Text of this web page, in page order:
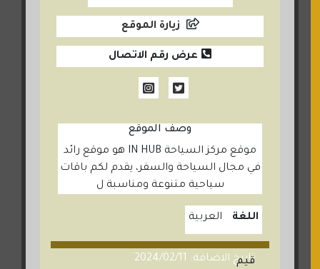
زيارة الموقع
عرض رقم الاتصال
وصف الموقع
موقع مركز السياحة IN HUB هو موقع رائد
في مجال السياحة والسفر، يقدم لكم باقات
سياحية متنوعة ومناسبة ل
اللغة العربية
تاريخ الاضافة: 2024/02/11
قيم